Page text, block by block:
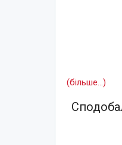
(більше…)